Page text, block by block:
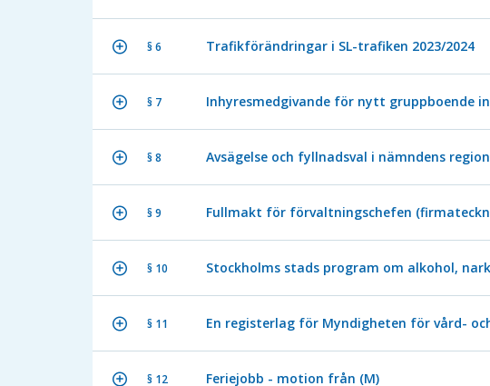
§ 6 Trafikförändringar i SL-trafiken 2023/2024
§ 7 Inhyresmedgivande för nytt gruppboende
§ 8 Avsägelse och fyllnadsval i nämndens
§ 9 Fullmakt för förvaltningschefen
§ 10 Stockholms stads program om alkohol,
§ 11 En registerlag för Myndigheten för vård-
§ 12 Feriejobb - motion från (M)